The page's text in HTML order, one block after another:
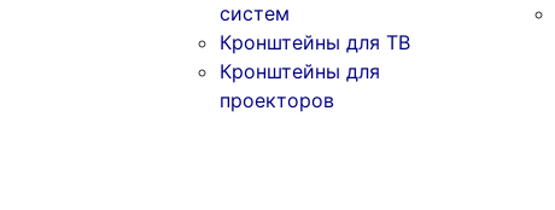
систем
Кронштейны для ТВ
Кронштейны для
проекторов